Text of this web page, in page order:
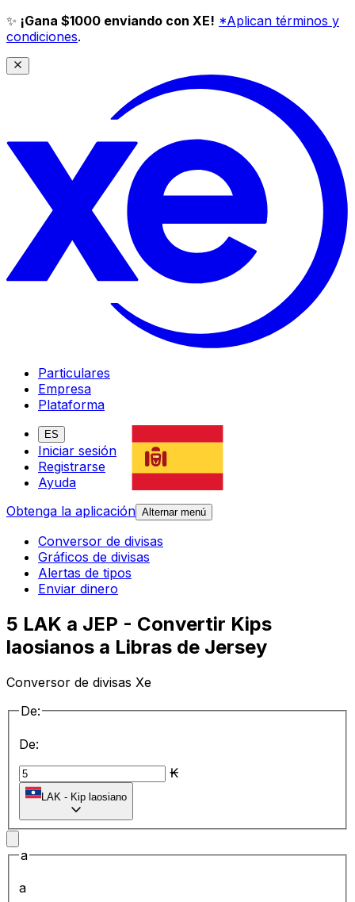
✨ ¡Gana $1000 enviando con XE! *Aplican términos y
condiciones.
Particulares
Empresa
Plataforma
ES
Iniciar sesión
Registrarse
Ayuda
Obtenga la aplicación Alternar menú
Conversor de divisas
Gráficos de divisas
Alertas de tipos
Enviar dinero
5 LAK a JEP - Convertir Kips
laosianos a Libras de Jersey
Conversor de divisas Xe
De:
De:
₭
LAK - Kip laosiano
a
a